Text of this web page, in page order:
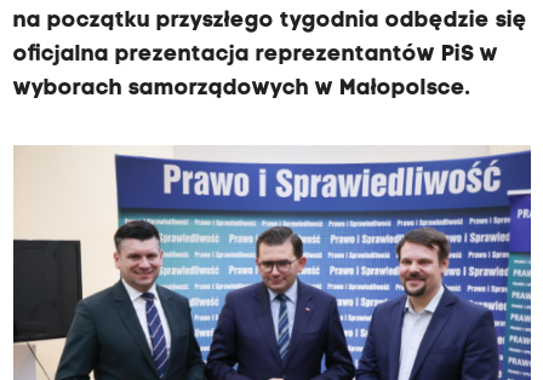
na początku przyszłego tygodnia odbędzie się
oficjalna prezentacja reprezentantów PiS w
wyborach samorządowych w Małopolsce.